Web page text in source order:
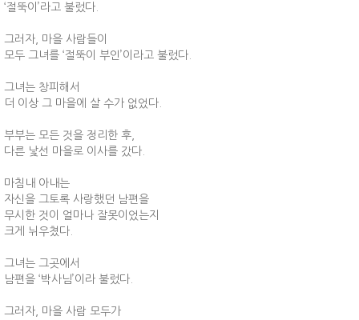
‘절뚝이’라고 불렀다.
그러자, 마을 사람들이
모두 그녀를 ‘절뚝이 부인’이라고 불렀다.
그녀는 창피해서
더 이상 그 마을에 살 수가 없었다.
부부는 모든 것을 정리한 후,
다른 낯선 마을로 이사를 갔다.
마침내 아내는
자신을 그토록 사랑했던 남편을
무시한 것이 얼마나 잘못이었는지
크게 뉘우쳤다.
그녀는 그곳에서
남편을 ‘박사님’이라 불렀다.
그러자, 마을 사람 모두가